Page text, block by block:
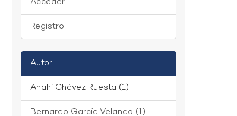
Registro
Autor
Anahí Chávez Ruesta (1)
Bernardo García Velando (1)